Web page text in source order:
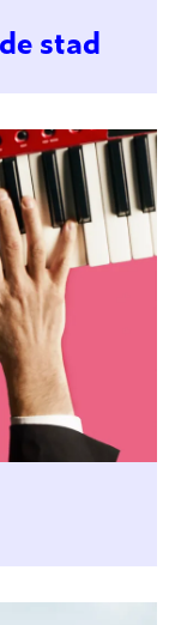
stad